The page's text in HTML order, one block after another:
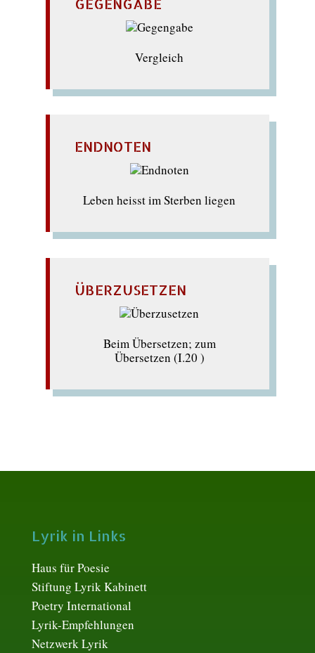
Vergleich
ENDNOTEN
Leben heisst im Sterben liegen
ÜBERZUSETZEN
Beim Übersetzen; zum
Übersetzen (I.20 )
Lyrik in Links
Haus für Poesie
Stiftung Lyrik Kabinett
Poetry International
Lyrik-Empfehlungen
Netzwerk Lyrik